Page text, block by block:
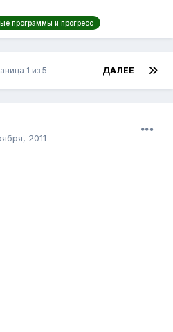
программы и прогресс
ДАЛЕЕ
1 из 5
2011